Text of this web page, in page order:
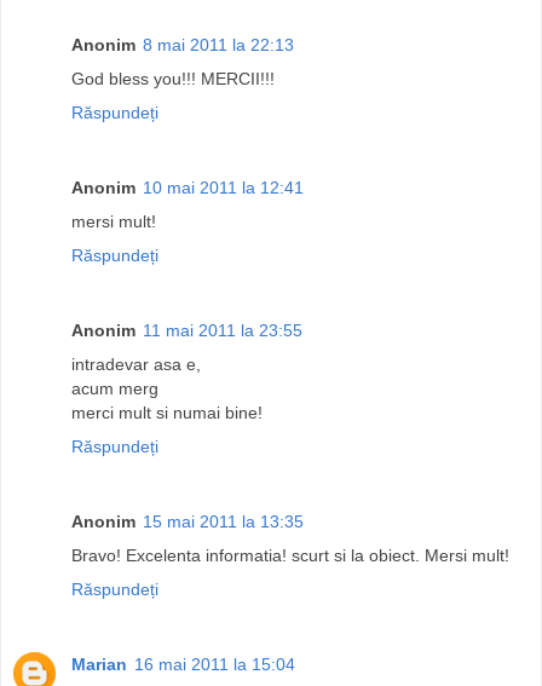
Anonim 8 mai 2011 la 22:13
God bless you!!! MERCII!!!
Răspundeți
Anonim 10 mai 2011 la 12:41
mersi mult!
Răspundeți
Anonim 11 mai 2011 la 23:55
intradevar asa e,
acum merg
merci mult si numai bine!
Răspundeți
Anonim 15 mai 2011 la 13:35
Bravo! Excelenta informatia! scurt si la obiect. Mersi mult!
Răspundeți
Marian 16 mai 2011 la 15:04